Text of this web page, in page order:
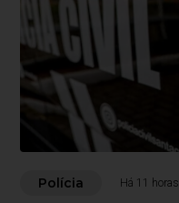
Polícia Há 11 horas